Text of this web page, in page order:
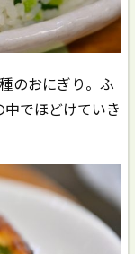
のおにぎり。ふ
でほどけていき